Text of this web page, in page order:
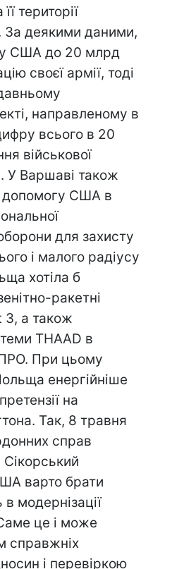
території
За деякими даними,
США до 20 млрд
своєї армії, тоді
направленому в
всього в 20
військової
У Варшаві також
допомогу США в
для захисту
і малого радіусу
хотіла б
ракетні
3, а також
THAAD в
При цьому
енергійніше
на
Так, 8 травня
справ
варто брати
модернізації
це і може
справжніх
і перевіркою